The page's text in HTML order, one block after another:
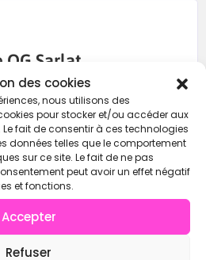
des cookies
nous utilisons des
pour stocker et/ou accéder aux
fait de consentir à ces technologies
données telles que le comportement
sur ce site. Le fait de ne pas
peut avoir un effet négatif
et fonctions.
Accepter
Refuser
QG Sarlat